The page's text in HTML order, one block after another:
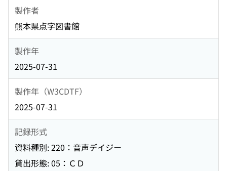
製作者
熊本県点字図書館
製作年
2025-07-31
製作年（W3CDTF）
2025-07-31
記録形式
資料種別: 220：音声デイジー
貸出形態: 05：ＣＤ